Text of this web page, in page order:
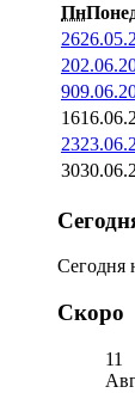
Пн
26
2
9
16
23
30
Сегодня
Скоро
11